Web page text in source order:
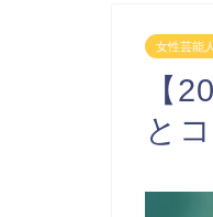
女性芸能人
【
と